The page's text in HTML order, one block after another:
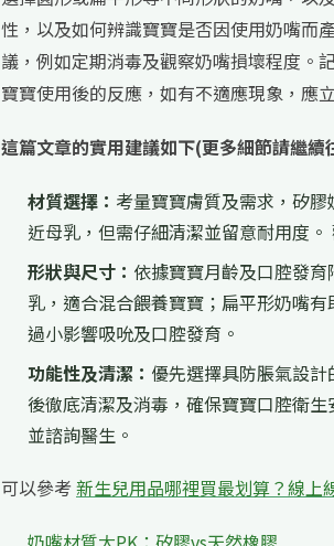
性，以及如何辨識寶寶是否因使用奶嘴而
議，例如定期消毒及觀察奶嘴損壞程度。
寶寶使用後的反應，如有不適應現象，應
這篇文章的實用建議如下(更多細節請繼續
材質選擇： 考量寶寶膚質及需求，矽
近母乳，但需仔細清潔並留意耐用度
形狀與尺寸： 依據寶寶月齡及口腔發
乳，適合混合餵養寶寶；扁平形奶嘴
過小影響吸吮及口腔發育。
功能性及清潔： 優先選擇具防脹氣設
後徹底清潔及消毒，確保寶寶口腔衛
並諮詢醫生。
可以參考新生兒用品哪裡買最划算？線上